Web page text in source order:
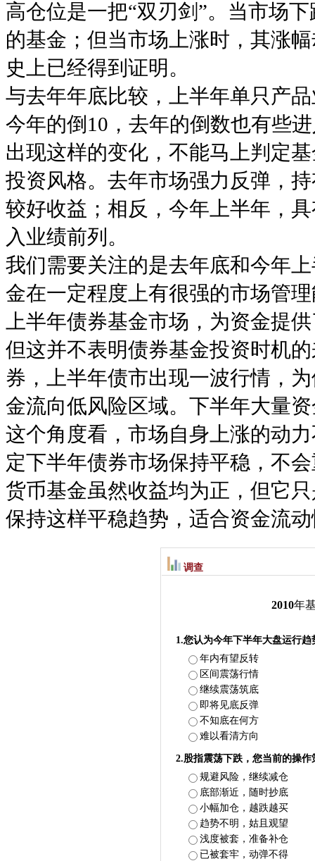
高仓位是一把“双刃剑”。当市场
的基金；但当市场上涨时，其涨
史上已经得到证明。
与去年年底比较，上半年单只产
今年的倒10，去年的倒数也有些
出现这样的变化，不能马上判定
投资风格。去年市场强力反弹，
较好收益；相反，今年上半年，
入业绩前列。
我们需要关注的是去年底和今年
金在一定程度上有很强的市场管
上半年债券基金市场，为资金提
但这并不表明债券基金投资时机
券，上半年债市出现一波行情，
金流向低风险区域。下半年大量
这个角度看，市场自身上涨的动
定下半年债券市场保持平稳，不
货币基金虽然收益均为正，但它
保持这样平稳趋势，适合资金流
调查
2010年
1.您认为今年下半年大盘运行趋
年内有望反转
区间震荡行情
继续震荡筑底
即将见底反弹
不知底在何方
难以看清方向
2.股指震荡下跌，您当前的操作
规避风险，继续减仓
底部渐近，随时抄底
小幅加仓，越跌越买
趋势不明，姑且观望
浅度被套，准备补仓
已被套牢，动弹不得